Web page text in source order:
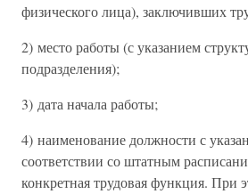
физического лица), заключивших
2) место работы (с указанием
подразделения);
3) дата начала работы;
4) наименование должности с
соответствии со штатным
конкретная трудовая функция. При